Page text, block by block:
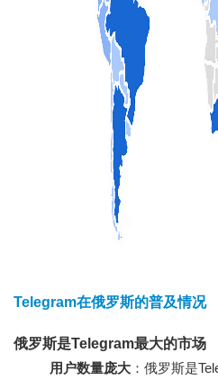
Telegram在俄罗斯的普及情况
俄罗斯是Telegram最大的市场
用户数量庞大 ：俄罗斯是